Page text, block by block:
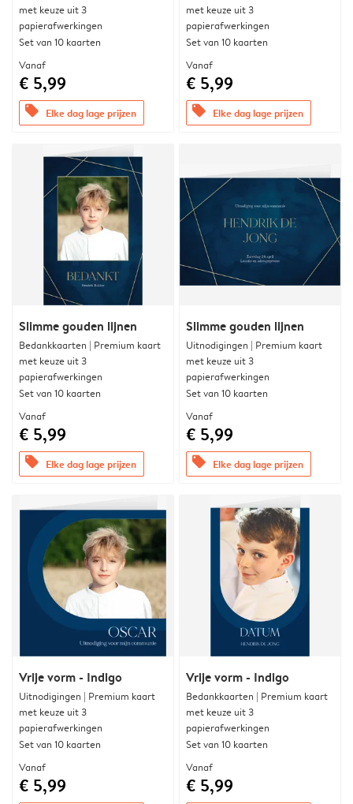
met keuze uit 3
papierafwerkingen
Set van 10 kaarten
Vanaf
€ 5,99
offers Elke dag lage prijzen
met keuze uit 3
papierafwerkingen
Set van 10 kaarten
Vanaf
€ 5,99
offers Elke dag lage prijzen
Slimme gouden lijnen
Bedankkaarten | Premium kaart
met keuze uit 3
papierafwerkingen
Set van 10 kaarten
Vanaf
€ 5,99
offers Elke dag lage prijzen
Slimme gouden lijnen
Uitnodigingen | Premium kaart
met keuze uit 3
papierafwerkingen
Set van 10 kaarten
Vanaf
€ 5,99
offers Elke dag lage prijzen
Vrije vorm - Indigo
Uitnodigingen | Premium kaart
met keuze uit 3
papierafwerkingen
Set van 10 kaarten
Vanaf
€ 5,99
Vrije vorm - Indigo
Bedankkaarten | Premium kaart
met keuze uit 3
papierafwerkingen
Set van 10 kaarten
Vanaf
€ 5,99